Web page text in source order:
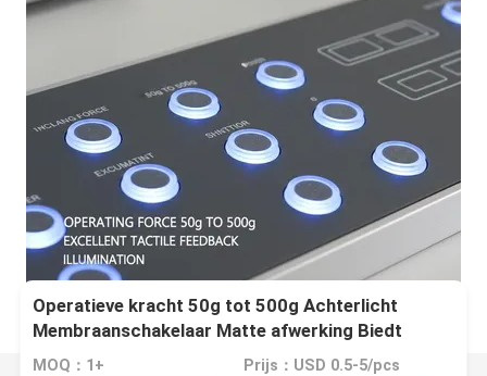
Operatieve kracht 50g tot 500g Achterlicht
Membraanschakelaar Matte afwerking Biedt
uitstekende tactiele feedback en verlichting
MOQ：1+ Prijs：USD 0.5-5/pcs